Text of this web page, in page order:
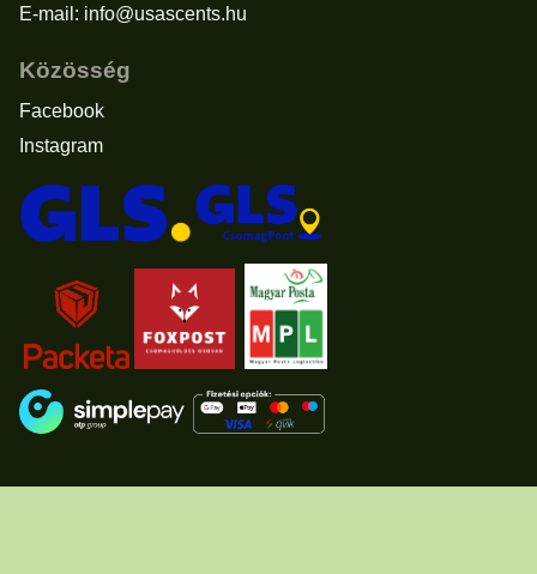
E-mail: info@usascents.hu
Közösség
Facebook
Instagram